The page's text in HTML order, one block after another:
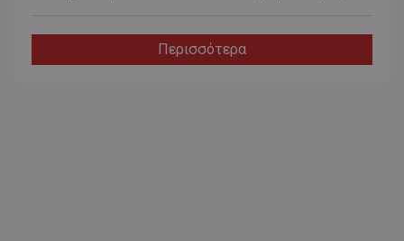
Περισσότερα